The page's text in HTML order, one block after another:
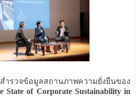
รวจข้อมูลสถานภาพความยั่งยืนของ
State of Corporate Sustainability in